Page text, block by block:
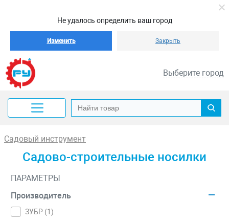
Не удалось определить ваш город
Изменить Закрыть
Выберите город
Садовый инструмент
Садово-строительные носилки
ПАРАМЕТРЫ
Производитель
ЗУБР (1 )